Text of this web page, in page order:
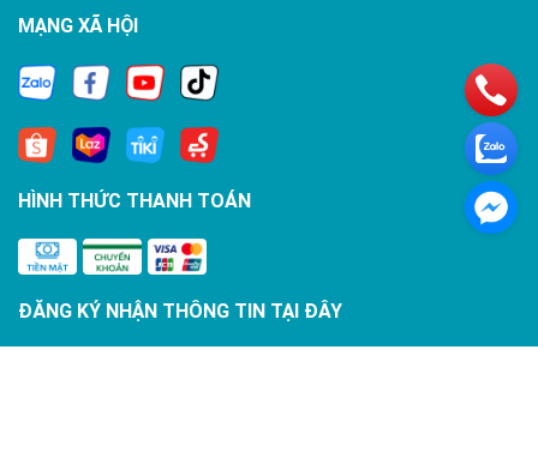
MẠNG XÃ HỘI
HÌNH THỨC THANH TOÁN
ĐĂNG KÝ NHẬN THÔNG TIN TẠI ĐÂY